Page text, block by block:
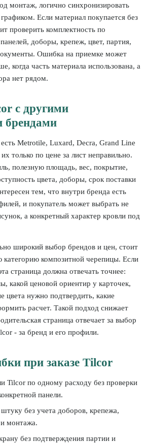
монтаж, логично синхронизировать
Если материал покупается без
проверить комплектность по
доборы, крепеж, цвет, партия,
Ошибка на приемке может
когда часть материала использована, а
нет рядом.
с другими
брендами
Metrotile, Luxard, Decra, Grand Line
только по цене за лист неправильно.
полезную площадь, вес, покрытие,
цвета, доборы, срок поставки
тем, что внутри бренда есть
и покупатель может выбрать не
а конкретный характер кровли под
широкий выбор брендов и цен, стоит
категорию композитной черепицы. Если
страница должна отвечать точнее:
какой ценовой ориентир у карточек,
цвета нужно подтвердить, какие
расчет. Такой подход снижает
страница отвечает за выбор
- за бренд и его профили.
при заказе Tilcor
Tilcor по одному расходу без проверки
панели.
без учета доборов, крепежа,
и монтажа.
без подтверждения партии и